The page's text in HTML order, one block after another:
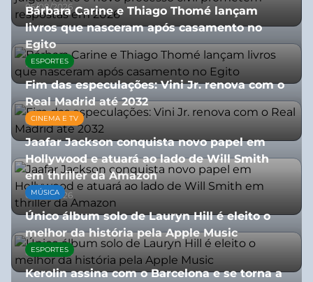
05/08/2026
Bárbara Carine e Thiago Thomé lançam
livros que nasceram após casamento no
Egito
10/07/2026
ESPORTES
Fim das especulações: Vini Jr. renova com o
Real Madrid até 2032
06/08/2026
CINEMA E TV
Jaafar Jackson conquista novo papel em
Hollywood e atuará ao lado de Will Smith
em thriller da Amazon
06/08/2026
MÚSICA
Único álbum solo de Lauryn Hill é eleito o
melhor da história pela Apple Music
06/08/2026
ESPORTES
Kerolin assina com o Barcelona e se torna a